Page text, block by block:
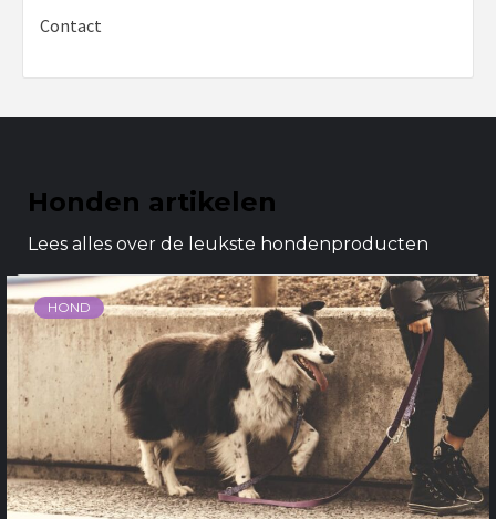
Contact
Honden artikelen
Lees alles over de leukste hondenproducten
HOND